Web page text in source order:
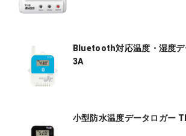
Bluetooth対応温度・湿度デ
3A
小型防水温度データロガー